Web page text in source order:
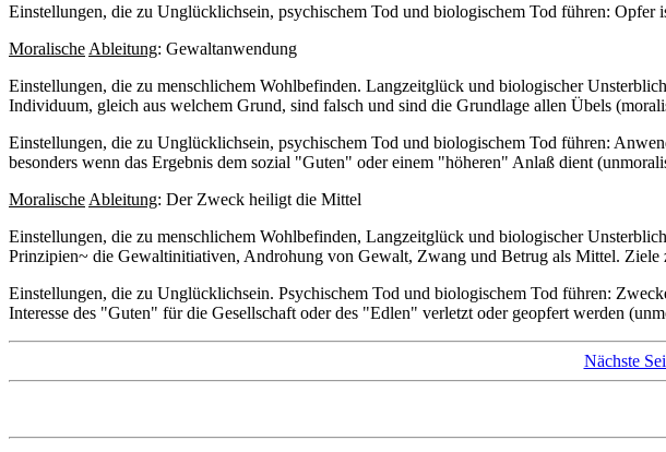
Einstellungen, die zu Unglücklichsein, psychischem Tod und biologischem Tod führen:
Moralische Ableitung: Gewaltanwendung
Einstellungen, die zu menschlichem Wohlbefinden. Langzeitglück und biologischer
Individuum, gleich aus welchem Grund, sind falsch und sind die Grundlage allen Übels
Einstellungen, die zu Unglücklichsein, psychischem Tod und biologischem Tod führen:
besonders wenn das Ergebnis dem sozial "Guten" oder einem "höheren" Anlaß dient
Moralische Ableitung: Der Zweck heiligt die Mittel
Einstellungen, die zu menschlichem Wohlbefinden, Langzeitglück und biologischer
Prinzipien~ die Gewaltinitiativen, Androhung von Gewalt, Zwang und Betrug als Mittel.
Einstellungen, die zu Unglücklichsein. Psychischem Tod und biologischem Tod führen:
Interesse des "Guten" für die Gesellschaft oder des "Edlen" verletzt oder geopfert werden
Nächste